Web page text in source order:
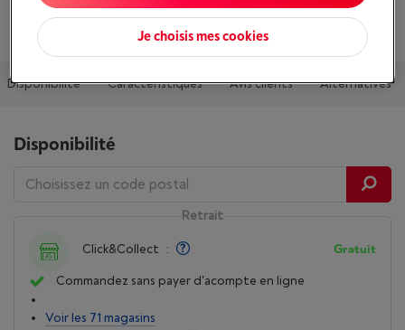
Voir5couleurs
Disponibilité Caractéristiques Avis clients Alternatives
Disponibilité
Retrait
Click&Collect : Gratuit
Commandez sans payer d'acompte en ligne
Voir les 71 magasins
Je choisis mes cookies